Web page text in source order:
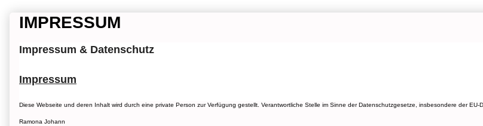
IMPRESSUM
Impressum & Datenschutz
Impressum
Diese Webseite und deren Inhalt wird durch eine private Person zur Verfügung gestellt. Verantwortliche Stelle im Sinne der Datenschutzgesetze, insbesondere der
Ramona Johann